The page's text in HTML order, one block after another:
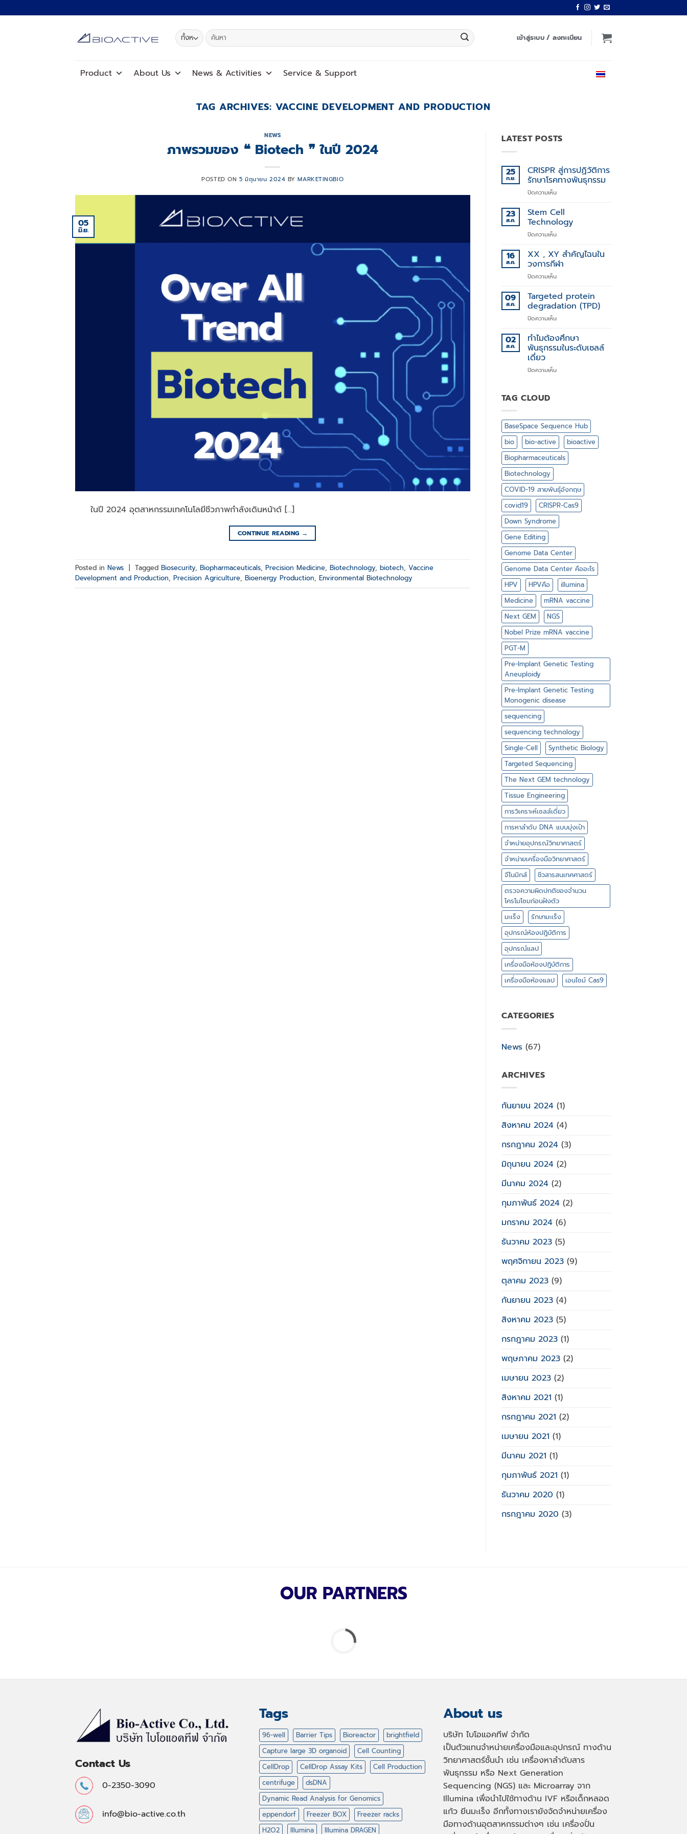
ไป
ค้นหา: เข้าสู่ระบบ / ลงทะเบียน
Product About Us News & Activities Service & Support
TAG ARCHIVES: VACCINE DEVELOPMENT AND PRODUCTION
NEWS
ภาพรวมของ ❝ Biotech ❞ ในปี 2024
POSTED ON 5 มิถุนายน 2024 BYMARKETINGBIO
05
มิ.ย.
ในปี 2024 อุตสาหกรรมเทคโนโลยีชีวภาพกำลังเดินหน้าด้ […]
CONTINUE READING →
Posted in News Tagged Biosecurity, Biopharmaceuticals, Precision Medicine, Biotechnology, biotech, Vaccine
Development and Production, Precision Agriculture, Bioenergy Production, Environmental Biotechnology
LATEST POSTS
25
ก.ย.
CRISPR สู่การปฏิวัติการ
รักษาโรคทางพันธุกรรม
ปิดความเห็นบน
สู่
การ
ปฏิวัติ
การ
โรค
ทาง
23
ส.ค.
Stem Cell
Technology
ปิดความเห็นบน
Cell
Technology
16
ส.ค.
XX , XY สำคัญไฉนใน
วงการกีฬา
ปิดความเห็นบน
,
XY
สำคัญ
ไฉน
วงการ
กีฬา
09
ส.ค.
Targeted protein
degradation (TPD)
ปิดความเห็นบน
protein
degradation
(TPD)
02
ส.ค.
ทำไมต้องศึกษา
พันธุกรรมในระดับเซลล์
เดี่ยว
ปิดความเห็นบน
ระดับ
เซลล์
เดี่ยว
TAG CLOUD
BaseSpace Sequence Hub
bio
bio-active
bioactive
Biopharmaceuticals
Biotechnology
COVID-19 สายพันธุ์อังกฤษ
covid19
CRISPR-Cas9
Down Syndrome
Gene Editing
Genome Data Center
Genome Data Center คืออะไร
HPV
HPVคือ
illumina
Medicine
mRNA vaccine
Next GEM
NGS
Nobel Prize mRNA vaccine
PGT-M
Pre-Implant Genetic Testing
Aneuploidy
Pre-Implant Genetic Testing
Monogenic disease
sequencing
sequencing technology
Single-Cell
Synthetic Biology
Targeted Sequencing
The Next GEM technology
Tissue Engineering
การวิเคราะห์เซลล์เดี่ยว
การหาลำดับ DNA แบบมุ่งเป้า
จำหน่ายอุปกรณ์วิทยาศาสตร์
จำหน่ายเครื่องมือวิทยาศาสตร์
จีโนมิกส์
ชีวสารสนเทศศาสตร์
ตรวจความผิดปกติของจำนวน
โครโมโซมก่อนฝังตัว
มะเร็ง
รักษามะเร็ง
อุปกรณ์ห้องปฎิบัติการ
อุปกรณ์แลป
เครื่องมือห้องปฎิบัติการ
เครื่องมือห้องแลป
เอนไซม์ Cas9
CATEGORIES
News (67)
ARCHIVES
กันยายน 2024(1)
สิงหาคม 2024(4)
กรกฎาคม 2024(3)
มิถุนายน 2024(2)
มีนาคม 2024(2)
กุมภาพันธ์ 2024(2)
มกราคม 2024(6)
ธันวาคม 2023(5)
พฤศจิกายน 2023(9)
ตุลาคม 2023(9)
กันยายน 2023(4)
สิงหาคม 2023(5)
กรกฎาคม 2023(1)
พฤษภาคม 2023(2)
เมษายน 2023(2)
สิงหาคม 2021 (1)
กรกฎาคม 2021 (2)
เมษายน 2021 (1)
มีนาคม 2021 (1)
กุมภาพันธ์ 2021 (1)
ธันวาคม 2020 (1)
กรกฎาคม 2020 (3)
OUR PARTNERS
Contact Us
0-2350-3090
info@bio-active.co.th
Tags
96-well Barrier Tips Bioreactor
brightfield
Capture large 3D organoid
Cell Counting
CellDrop
CellDrop Assay Kits
Cell Production
centrifuge
dsDNA
Dynamic Read Analysis for Genomics
eppendorf
Freezer BOX
Freezer racks
H2O2
Illumina Illumina DRAGEN
About us
บริษัท ไบโอแอคทีฟ จำกัด
เป็นตัวแทนจำหน่ายเครื่องมือและอุปกรณ์ ทางด้าน
วิทยาศาสตร์ชั้นนำ เช่น เครื่องหาลำดับสาร
พันธุกรรม หรือ Next Generation
Sequencing (NGS) และ Microarray จาก
Illumina เพื่อนำไปใช้ทางด้าน IVF หรือเด็กหลอด
แก้ว ยีนมะเร็ง อีกทั้งทางเรายังจัดจำหน่ายเครื่อง
มือทางด้านอุตสาหกรรมต่างๆ เช่น เครื่องปั่น